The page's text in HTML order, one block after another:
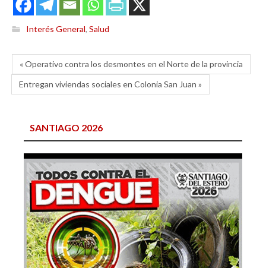
Interés General, Salud
« Operativo contra los desmontes en el Norte de la provincia
Entregan viviendas sociales en Colonia San Juan »
SANTIAGO 2026